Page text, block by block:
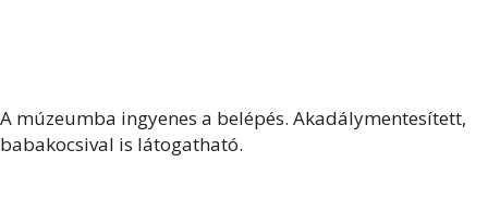
A múzeumba ingyenes a belépés. Akadálymentesített,
babakocsival is látogatható.